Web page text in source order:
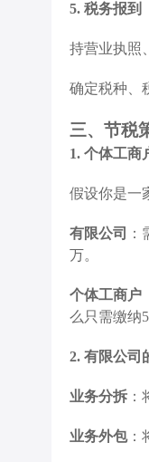
5. 税务报到
持营业执照
确定税种、
三、节税
1. 个体工商
假设你是一
有限公司
万。
个体工商户
么只需缴纳
2. 有限公司
业务分拆
业务外包：